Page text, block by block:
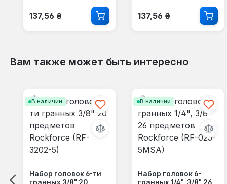
Обычная цена:
137,56 ₴ Обычная цена:
137,56 ₴
Вам также может быть интересно
В наличии
Набор головок 6-ти
гранных 3/8" 20
В наличии
Набор головок 6-
гранных 1/4", 3/8" 26